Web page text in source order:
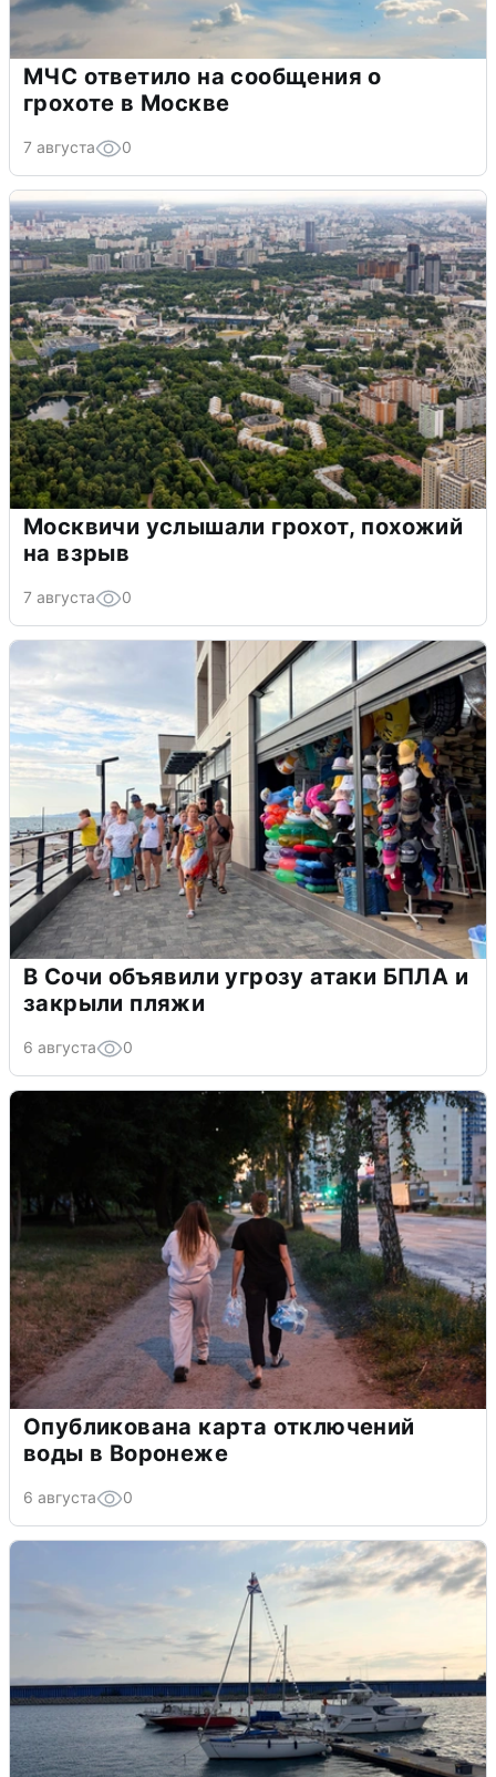
МЧС ответило на сообщения о
грохоте в Москве
7 августа 0
Москвичи услышали грохот, похожий
на взрыв
7 августа 0
В Сочи объявили угрозу атаки БПЛА и
закрыли пляжи
6 августа 0
Опубликована карта отключений
воды в Воронеже
6 августа 0